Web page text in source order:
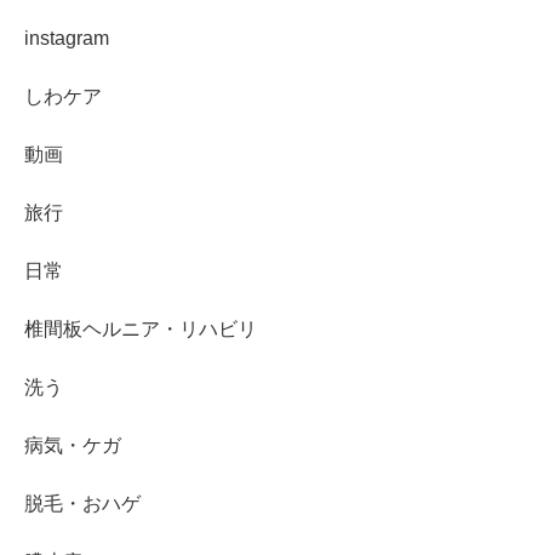
instagram
しわケア
動画
旅行
日常
椎間板ヘルニア・リハビリ
洗う
病気・ケガ
脱毛・おハゲ